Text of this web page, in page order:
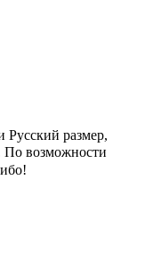
Русский размер,
По возможности